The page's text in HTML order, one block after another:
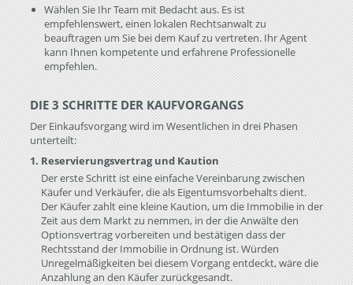
Wählen Sie Ihr Team mit Bedacht aus. Es ist
empfehlenswert, einen lokalen Rechtsanwalt zu
beauftragen um Sie bei dem Kauf zu vertreten. Ihr Agent
kann Ihnen kompetente und erfahrene Professionelle
empfehlen.
DIE 3 SCHRITTE DER KAUFVORGANGS
Der Einkaufsvorgang wird im Wesentlichen in drei Phasen
unterteilt:
1. Reservierungsvertrag und Kaution
Der erste Schritt ist eine einfache Vereinbarung zwischen
Käufer und Verkäufer, die als Eigentumsvorbehalts dient.
Der Käufer zahlt eine kleine Kaution, um die Immobilie in der
Zeit aus dem Markt zu nemmen, in der die Anwälte den
Optionsvertrag vorbereiten und bestätigen dass der
Rechtsstand der Immobilie in Ordnung ist. Würden
Unregelmäßigkeiten bei diesem Vorgang entdeckt, wäre die
Anzahlung an den Käufer zurückgesandt.